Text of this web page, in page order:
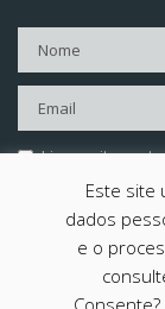
Li e aceito os
©2026 Centímetro
Este site
dados
e o
Consente?